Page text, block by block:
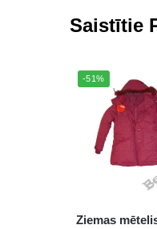
Saistītie
-51%
Ziemas